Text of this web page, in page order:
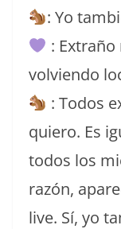
: Yo
:
volviendo
: Todos
quiero. Es
todos los
razón,
live. Sí, yo